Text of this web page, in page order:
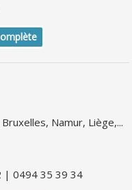
Namur, Liège,...
| 0494 35 39 34